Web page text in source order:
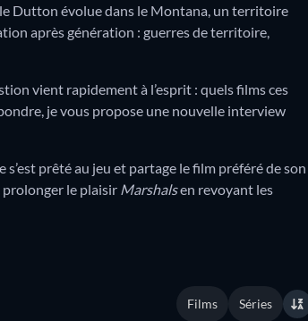
Dutton évolue dans le Montana, un territoire
après génération : guerres de territoire,
vient rapidement à l’esprit : quels films ces
je vous propose une nouvelle interview
prêté au jeu et partage le film préféré de son
le plaisir Marshalsen revoyant les
Films Séries